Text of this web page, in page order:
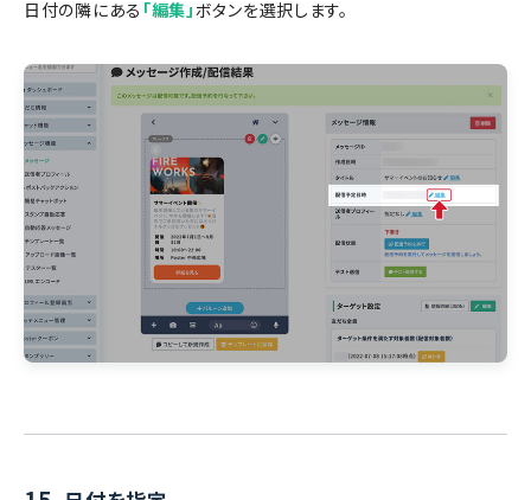
日付の隣にある 「編集」ボタンを選択します。